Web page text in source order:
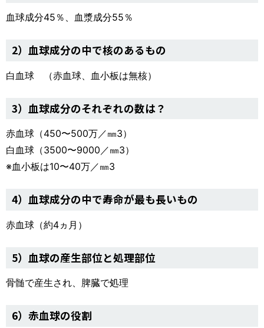
血球成分45％、血漿成分55％
2）血球成分の中で核のあるもの
白血球 （赤血球、血小板は無核）
3）血球成分のそれぞれの数は？
赤血球（450〜500万／㎜3）
白血球（3500〜9000／㎜3）
※血小板は10〜40万／㎜3
4）血球成分の中で寿命が最も長いもの
赤血球（約4ヵ月）
5）血球の産生部位と処理部位
骨髄で産生され、脾臓で処理
6）赤血球の役割